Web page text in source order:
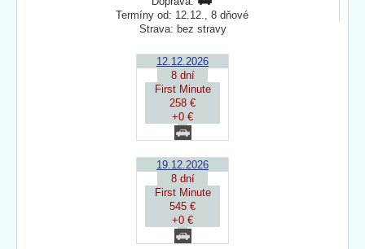
Termíny od: 12.12., 8 dňové
Strava: bez stravy
12.12.2026
8 dní
First Minute
258 €
+0 €
19.12.2026
8 dní
First Minute
545 €
+0 €